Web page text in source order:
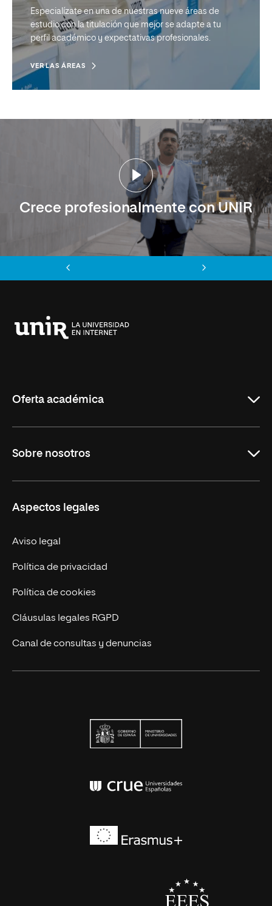
Especialízate en una de nuestras nueve áreas de
estudio con la titulación que mejor se adapte a tu
perfil académico y expectativas profesionales.
VER LAS ÁREAS
Crece profesionalmente con UNIR
Oferta académica
Maestrías
Sobre nosotros
Trabaja en UNIR
Actualidad UNIR
Contáctanos
Aspectos legales
Aviso legal
Política de privacidad
Política de cookies
Cláusulas legales RGPD
Canal de consultas y denuncias